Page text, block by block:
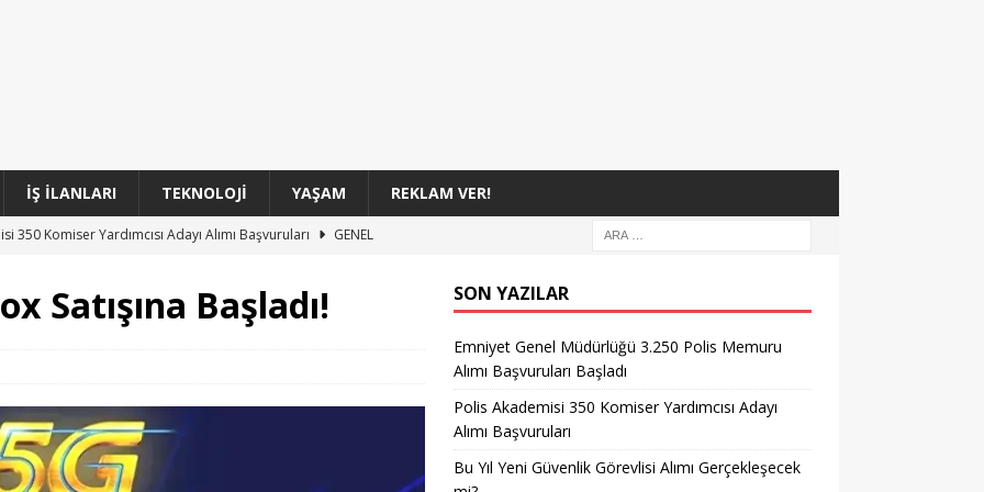
İŞ İLANLARI TEKNOLOJI YAŞAM REKLAM VER!
Görevlisi Alımı Gerçekleşecek mi?
GENEL
860 Personel Alımıyla Yeni Kadrolar Açıyor
350 Komiser Yardımcısı Adayı Alımı Başvuruları
Satışına Başladı! SON YAZILAR
Emniyet Genel Müdürlüğü 3.250 Polis Memuru
Alımı Başvuruları Başladı
Polis Akademisi 350 Komiser Yardımcısı Adayı
Alımı Başvuruları
Bu Yıl Yeni Güvenlik Görevlisi Alımı Gerçekleşecek